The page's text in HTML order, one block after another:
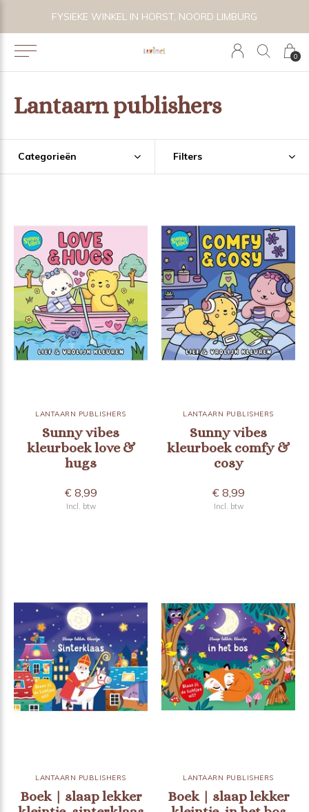
0
FYSIEKE WINKEL IN HORST, NOORD LIMBURG
Lantaarn publishers
Categorieën Filters
LANTAARN PUBLISHERS
Sunny vibes
kleurboek love &
hugs
€ 8,99
Incl. btw
LANTAARN PUBLISHERS
Sunny vibes
kleurboek comfy &
cosy
€ 8,99
Incl. btw
LANTAARN PUBLISHERS
Boek | slaap lekker
LANTAARN PUBLISHERS
Boek | slaap lekker